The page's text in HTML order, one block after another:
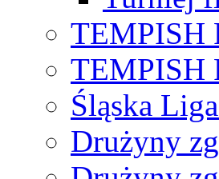
TEMPISH
TEMPISH
Śląska
Drużyny